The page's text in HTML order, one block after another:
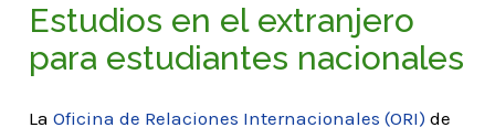
Estudios en el extranjero
para estudiantes nacionales
LaOficina de Relaciones Internacionales (ORI) de